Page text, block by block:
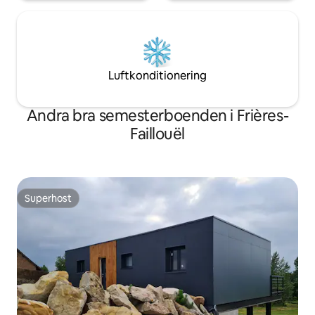
Luftkonditionering
Andra bra semesterboenden i Frières-
Faillouël
Superhost
Superhost